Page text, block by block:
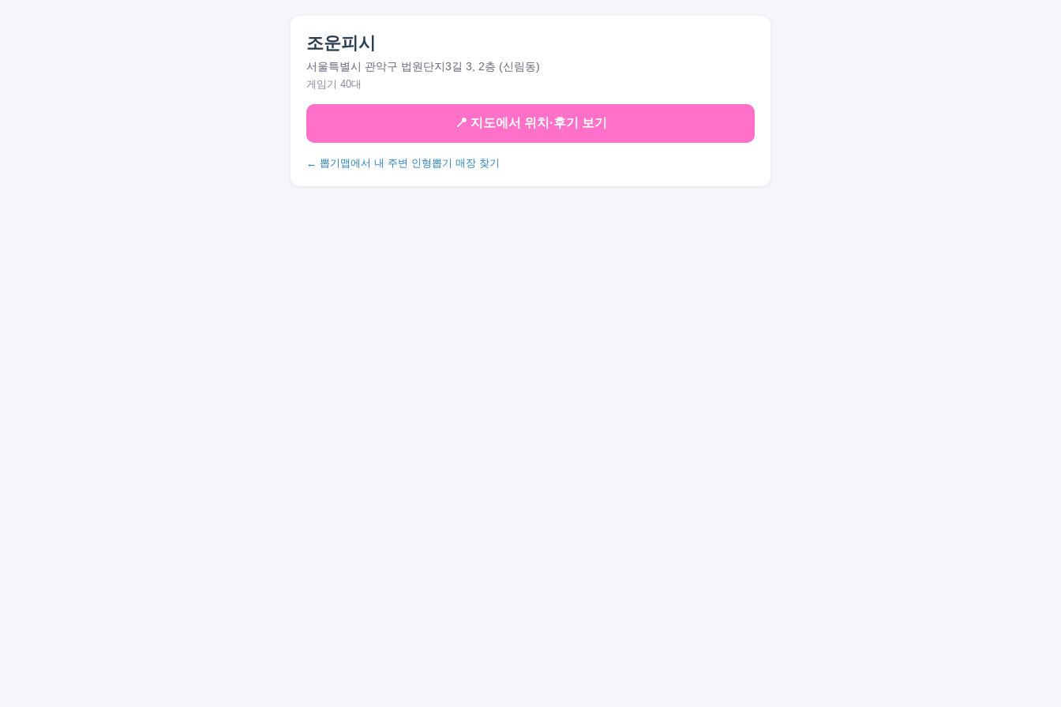
조운피시
서울특별시 관악구 법원단지3길 3, 2층 (신림동)
게임기 40대
📍 지도에서 위치·후기 보기
← 뽑기맵에서 내 주변 인형뽑기 매장 찾기